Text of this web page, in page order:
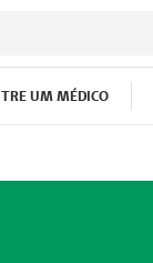
UM MÉDICO